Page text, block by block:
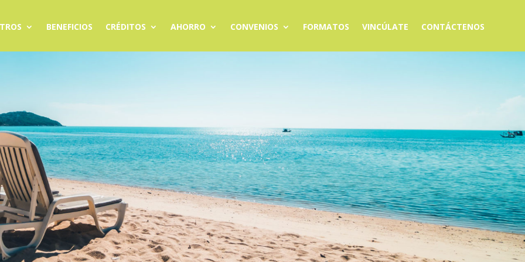
BENEFICIOS CRÉDITOS AHORRO CONVENIOS FORMATOS VINCÚLATE CONTÁCTENOS